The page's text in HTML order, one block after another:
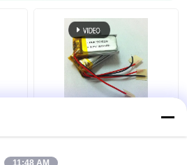
baterią
Akumulator 3,7V
11:48 AM